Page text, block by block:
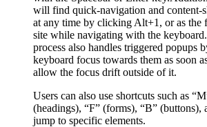
will find quick-navigation and content-
at any time by clicking Alt+1, or as the
site while navigating with the
process also handles triggered popups
keyboard focus towards them as soon
allow the focus drift outside of it.
Users can also use shortcuts such as
(headings), “F” (forms), “B” (buttons),
jump to specific elements.